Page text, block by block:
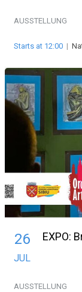
AUSSTELLUNG
Starts at 12:00 |
26
JUL
EXPO:
AUSSTELLUNG